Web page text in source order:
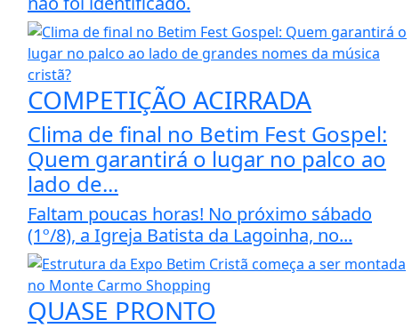
COMPETIÇÃO ACIRRADA
Clima de final no Betim Fest Gospel:
Quem garantirá o lugar no palco ao
lado de...
Faltam poucas horas! No próximo sábado
(1º/8), a Igreja Batista da Lagoinha, no...
QUASE PRONTO